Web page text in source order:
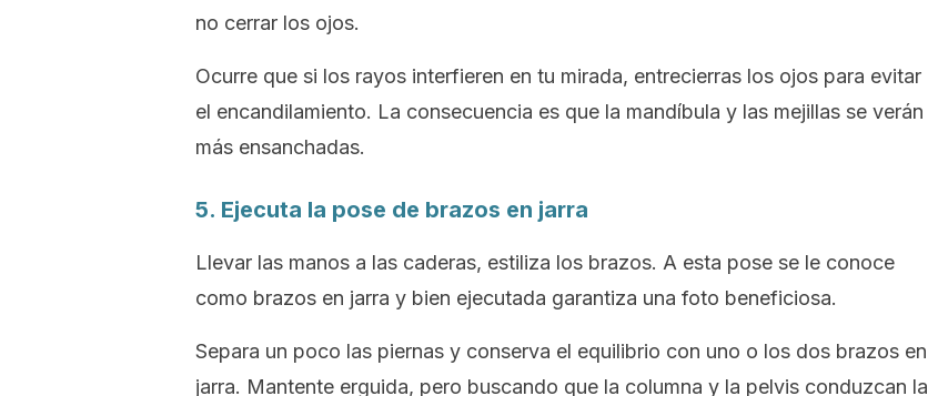
no cerrar los ojos.
Ocurre que si los rayos interfieren en tu mirada, entrecierras los ojos para evitar
el encandilamiento. La consecuencia es que la mandíbula y las mejillas se verán
más ensanchadas.
5. Ejecuta la pose de brazos en jarra
Llevar las manos a las caderas, estiliza los brazos. A esta pose se le conoce
como brazos en jarra y bien ejecutada garantiza una foto beneficiosa.
Separa un poco las piernas y conserva el equilibrio con uno o los dos brazos en
jarra. Mantente erguida, pero buscando que la columna y la pelvis conduzcan la